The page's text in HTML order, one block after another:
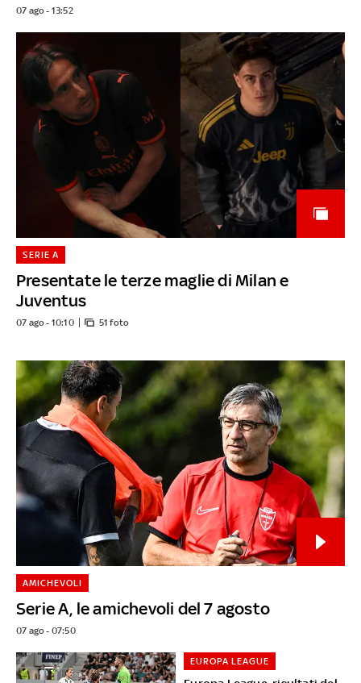
07 ago - 13:52
Presentate le terze maglie di Milan e
Juventus
SERIE A
07 ago - 10:10 51 foto
Serie A, le amichevoli del 7 agosto
AMICHEVOLI
07 ago - 07:50
EUROPA LEAGUE